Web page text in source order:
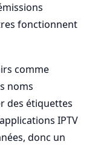
fonctionnent
comme
noms
des étiquettes
IPTV
donc un